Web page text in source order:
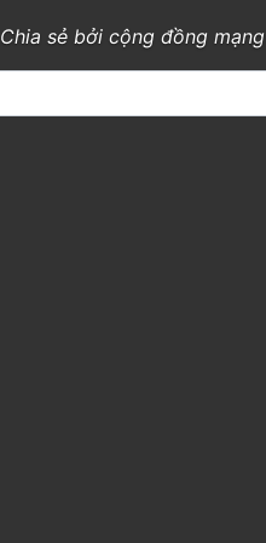
Chia sẻ bởi cộng đồng mạng